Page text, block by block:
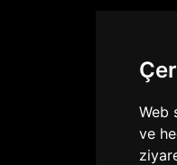
Web
ve